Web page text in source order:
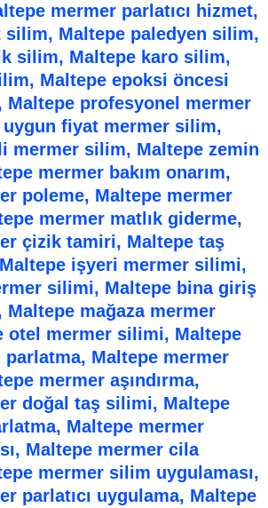
mermer parlatıcı hizmet,
silim, Maltepe paledyen silim,
silim, Maltepe karo silim,
Maltepe epoksi öncesi
profesyonel mermer
fiyat mermer silim,
mermer silim, Maltepe zemin
mermer bakım onarım,
poleme, Maltepe mermer
mermer matlık giderme,
çizik tamiri, Maltepe taş
işyeri mermer silimi,
silimi, Maltepe bina giriş
mağaza mermer
otel mermer silimi, Maltepe
parlatma, Maltepe mermer
mermer aşındırma,
doğal taş silimi, Maltepe
Maltepe mermer
Maltepe mermer cila
mermer silim uygulaması,
parlatıcı uygulama, Maltepe